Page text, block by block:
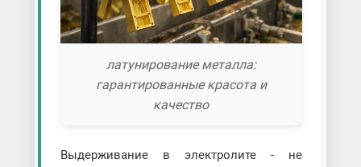
латунирование металла:
гарантированные красота и
качество
Выдерживание в электролите - не